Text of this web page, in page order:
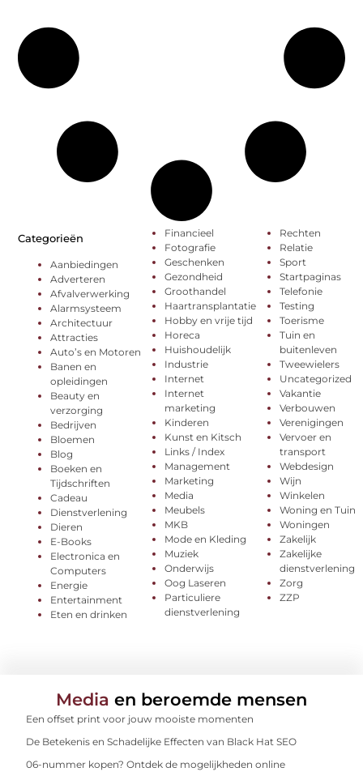
Categorieën
Aanbiedingen
Adverteren
Afvalverwerking
Alarmsysteem
Architectuur
Attracties
Auto’s en Motoren
Banen en
opleidingen
Beauty en
verzorging
Bedrijven
Bloemen
Blog
Boeken en
Tijdschriften
Cadeau
Dienstverlening
Dieren
E-Books
Electronica en
Computers
Energie
Entertainment
Eten en drinken
Financieel
Fotografie
Geschenken
Gezondheid
Groothandel
Haartransplantatie
Hobby en vrije tijd
Horeca
Huishoudelijk
Industrie
Internet
Internet
marketing
Kinderen
Kunst en Kitsch
Links / Index
Management
Marketing
Media
Meubels
MKB
Mode en Kleding
Muziek
Onderwijs
Oog Laseren
Particuliere
dienstverlening
Rechten
Relatie
Sport
Startpaginas
Telefonie
Testing
Toerisme
Tuin en
buitenleven
Tweewielers
Uncategorized
Vakantie
Verbouwen
Verenigingen
Vervoer en
transport
Webdesign
Wijn
Winkelen
Woning en Tuin
Woningen
Zakelijk
Zakelijke
dienstverlening
Zorg
ZZP
Media en beroemde mensen
Een offset print voor jouw mooiste momenten
De Betekenis en Schadelijke Effecten van Black Hat SEO
06-nummer kopen? Ontdek de mogelijkheden online